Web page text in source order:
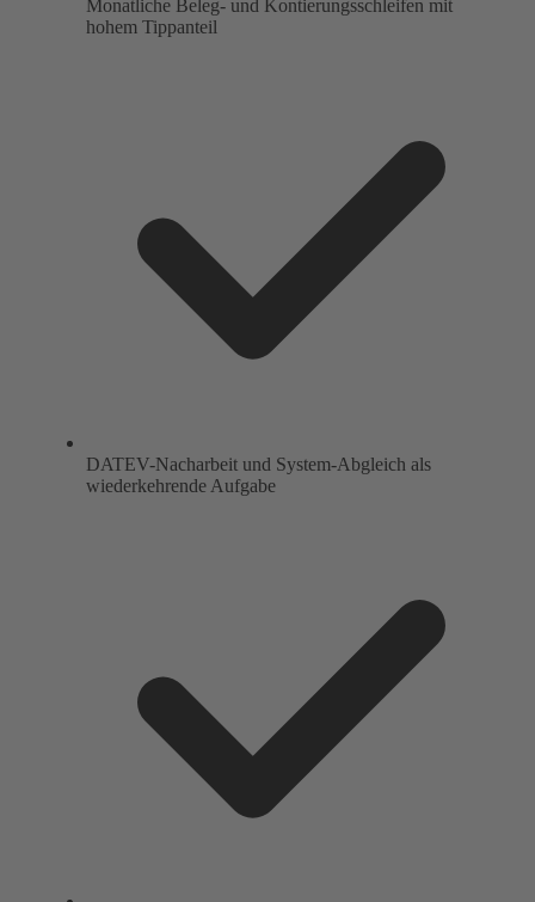
Monatliche Beleg- und Kontierungsschleifen mit
hohem Tippanteil
DATEV-Nacharbeit und System-Abgleich als
wiederkehrende Aufgabe